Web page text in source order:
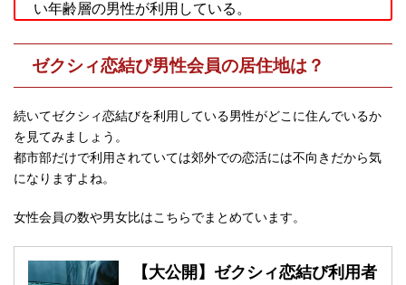
い年齢層の男性が利用している。
ゼクシィ恋結び男性会員の居住地は？
続いてゼクシィ恋結びを利用している男性がどこに住んでいるか
を見てみましょう。
都市部だけで利用されていては郊外での恋活には不向きだから気
になりますよね。
女性会員の数や男女比はこちらでまとめています。
【大公開】ゼクシィ恋結び利用者